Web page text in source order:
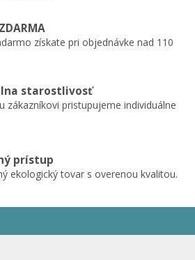
získate pri objednávke nad 110
starostlivosť
zákazníkovi pristupujeme individuálne
prístup
ekologický tovar s overenou kvalitou.